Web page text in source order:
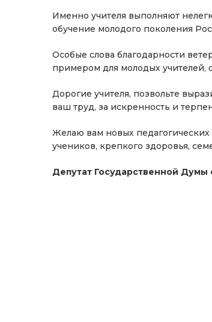
Именно учителя выполняют
обучение молодого поколения
Особые слова благодарности
примером для молодых учителей,
Дорогие учителя, позвольте
ваш труд, за искренность и
Желаю вам новых педагогических
учеников, крепкого здоровья,
Депутат Государственной